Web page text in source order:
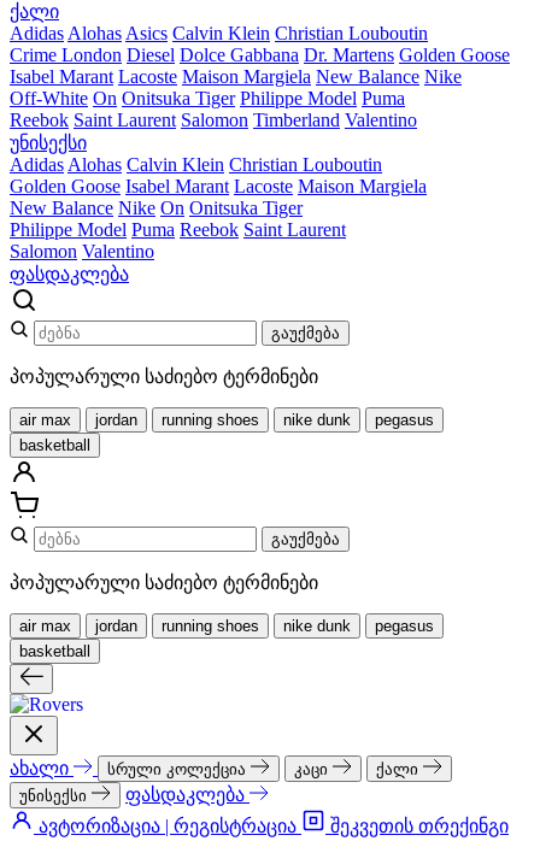
ქალი
Adidas Alohas Asics Calvin Klein Christian Louboutin
Crime London Diesel Dolce Gabbana Dr. Martens Golden Goose
Isabel Marant Lacoste Maison Margiela New Balance Nike
Off-White On Onitsuka Tiger Philippe Model Puma
Reebok Saint Laurent Salomon Timberland Valentino
უნისექსი
Adidas Alohas Calvin Klein Christian Louboutin
Golden Goose Isabel Marant Lacoste Maison Margiela
New Balance Nike On Onitsuka Tiger
Philippe Model Puma Reebok Saint Laurent
Salomon Valentino
ფასდაკლება
გაუქმება
პოპულარული საძიებო ტერმინები
air max jordan running shoes nike dunk
pegasus
basketball
გაუქმება
პოპულარული საძიებო ტერმინები
air max jordan running shoes nike dunk
pegasus
basketball
ახალი სრული კოლექცია კაცი
ქალი
უნისექსი
ფასდაკლება
ავტორიზაცია | რეგისტრაცია
შეკვეთის თრექინგი